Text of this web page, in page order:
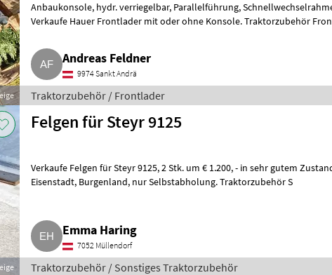
Anbaukonsole, hydr. verriegelbar, Parallelführung,
Verkaufe Hauer Frontlader mit oder ohne Konsole. Traktorzubehör
Andreas Feldner
9974 Sankt Andrä
Traktorzubehör / Frontlader
Felgen für Steyr 9125
Verkaufe Felgen für Steyr 9125, 2 Stk. um € 1.200, - in sehr gutem Zustand, zu besichtigen in 7.052, Bez.
Eisenstadt, Burgenland, nur Selbstabholung. Traktorzubehör S
Emma Haring
7052 Müllendorf
Traktorzubehör / Sonstiges Traktorzubehör